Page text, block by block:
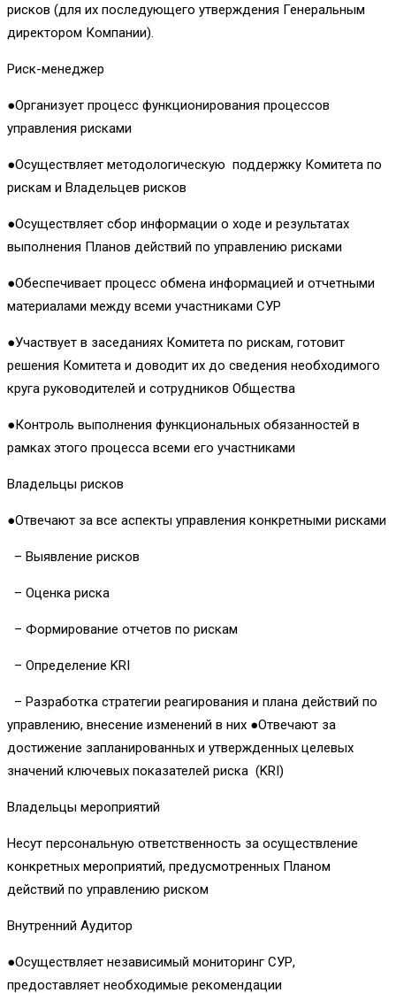
рисков (для их последующего утверждения Генеральным
директором Компании).
Риск-менеджер
●Организует процесс функционирования процессов
управления рисками
●Осуществляет методологическую поддержку Комитета по
рискам и Владельцев рисков
●Осуществляет сбор информации о ходе и результатах
выполнения Планов действий по управлению рисками
●Обеспечивает процесс обмена информацией и отчетными
материалами между всеми участниками СУР
●Участвует в заседаниях Комитета по рискам, готовит
решения Комитета и доводит их до сведения необходимого
круга руководителей и сотрудников Общества
●Контроль выполнения функциональных обязанностей в
рамках этого процесса всеми его участниками
Владельцы рисков
●Отвечают за все аспекты управления конкретными рисками
– Выявление рисков
– Оценка риска
– Формирование отчетов по рискам
– Определение KRI
– Разработка стратегии реагирования и плана действий по
управлению, внесение изменений в них ●Отвечают за
достижение запланированных и утвержденных целевых
значений ключевых показателей риска (KRI)
Владельцы мероприятий
Несут персональную ответственность за осуществление
конкретных мероприятий, предусмотренных Планом
действий по управлению риском
Внутренний Аудитор
●Осуществляет независимый мониторинг СУР,
предоставляет необходимые рекомендации